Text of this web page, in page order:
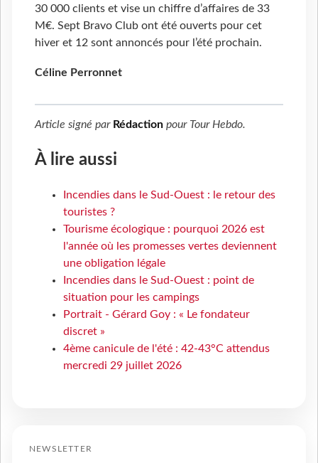
30 000 clients et vise un chiffre d’affaires de 33
M€. Sept Bravo Club ont été ouverts pour cet
hiver et 12 sont annoncés pour l’été prochain.
Céline Perronnet
Article signé par Rédaction pour Tour Hebdo.
À lire aussi
Incendies dans le Sud-Ouest : le retour des
touristes ?
Tourisme écologique : pourquoi 2026 est
l'année où les promesses vertes deviennent
une obligation légale
Incendies dans le Sud-Ouest : point de
situation pour les campings
Portrait - Gérard Goy : « Le fondateur
discret »
4ème canicule de l'été : 42-43°C attendus
mercredi 29 juillet 2026
NEWSLETTER